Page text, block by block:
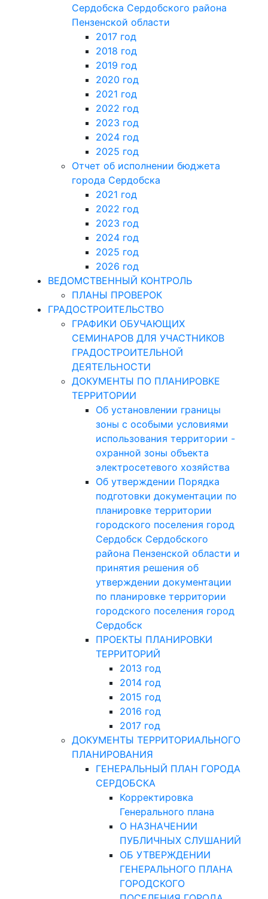
Сердобска Сердобского района
Пензенской области
2017 год
2018 год
2019 год
2020 год
2021 год
2022 год
2023 год
2024 год
2025 год
Отчет об исполнении бюджета
города Сердобска
2021 год
2022 год
2023 год
2024 год
2025 год
2026 год
ВЕДОМСТВЕННЫЙ КОНТРОЛЬ
ПЛАНЫ ПРОВЕРОК
ГРАДОСТРОИТЕЛЬСТВО
ГРАФИКИ ОБУЧАЮЩИХ
СЕМИНАРОВ ДЛЯ УЧАСТНИКОВ
ГРАДОСТРОИТЕЛЬНОЙ
ДЕЯТЕЛЬНОСТИ
ДОКУМЕНТЫ ПО ПЛАНИРОВКЕ
ТЕРРИТОРИИ
Об установлении границы
зоны с особыми условиями
использования территории -
охранной зоны объекта
электросетевого хозяйства
Об утверждении Порядка
подготовки документации по
планировке территории
городского поселения город
Сердобск Сердобского
района Пензенской области и
принятия решения об
утверждении документации
по планировке территории
городского поселения город
Сердобск
ПРОЕКТЫ ПЛАНИРОВКИ
ТЕРРИТОРИЙ
2013 год
2014 год
2015 год
2016 год
2017 год
ДОКУМЕНТЫ ТЕРРИТОРИАЛЬНОГО
ПЛАНИРОВАНИЯ
ГЕНЕРАЛЬНЫЙ ПЛАН ГОРОДА
СЕРДОБСКА
Корректировка
Генерального плана
О НАЗНАЧЕНИИ
ПУБЛИЧНЫХ СЛУШАНИЙ
ОБ УТВЕРЖДЕНИИ
ГЕНЕРАЛЬНОГО ПЛАНА
ГОРОДСКОГО